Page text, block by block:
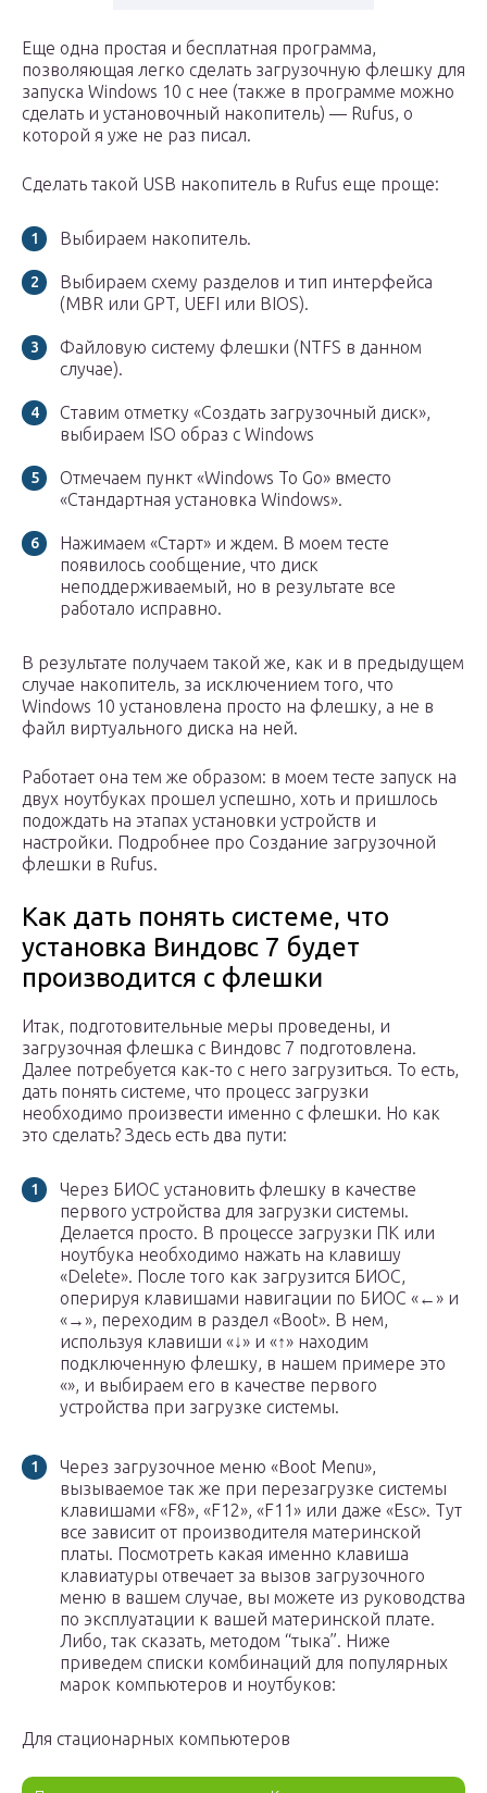
Еще одна простая и бесплатная программа,
позволяющая легко сделать загрузочную флешку для
запуска Windows 10 с нее (также в программе можно
сделать и установочный накопитель) — Rufus, о
которой я уже не раз писал.
Сделать такой USB накопитель в Rufus еще проще:
Выбираем накопитель.
Выбираем схему разделов и тип интерфейса
(MBR или GPT, UEFI или BIOS).
Файловую систему флешки (NTFS в данном
случае).
Ставим отметку «Создать загрузочный диск»,
выбираем ISO образ с Windows
Отмечаем пункт «Windows To Go» вместо
«Стандартная установка Windows».
Нажимаем «Старт» и ждем. В моем тесте
появилось сообщение, что диск
неподдерживаемый, но в результате все
работало исправно.
В результате получаем такой же, как и в предыдущем
случае накопитель, за исключением того, что
Windows 10 установлена просто на флешку, а не в
файл виртуального диска на ней.
Работает она тем же образом: в моем тесте запуск на
двух ноутбуках прошел успешно, хоть и пришлось
подождать на этапах установки устройств и
настройки. Подробнее про Создание загрузочной
флешки в Rufus.
Как дать понять системе, что
установка Виндовс 7 будет
производится с флешки
Итак, подготовительные меры проведены, и
загрузочная флешка с Виндовс 7 подготовлена.
Далее потребуется как-то с него загрузиться. То есть,
дать понять системе, что процесс загрузки
необходимо произвести именно с флешки. Но как
это сделать? Здесь есть два пути:
Через БИОС установить флешку в качестве
первого устройства для загрузки системы.
Делается просто. В процессе загрузки ПК или
ноутбука необходимо нажать на клавишу
«Delete». После того как загрузится БИОС,
оперируя клавишами навигации по БИОС «←» и
«→», переходим в раздел «Boot». В нем,
используя клавиши «↓» и «↑» находим
подключенную флешку, в нашем примере это
«», и выбираем его в качестве первого
устройства при загрузке системы.
Через загрузочное меню «Boot Menu»,
вызываемое так же при перезагрузке системы
клавишами «F8», «F12», «F11» или даже «Esc». Тут
все зависит от производителя материнской
платы. Посмотреть какая именно клавиша
клавиатуры отвечает за вызов загрузочного
меню в вашем случае, вы можете из руководства
по эксплуатации к вашей материнской плате.
Либо, так сказать, методом “тыка”. Ниже
приведем списки комбинаций для популярных
марок компьютеров и ноутбуков:
Для стационарных компьютеров